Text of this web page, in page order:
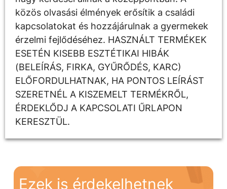
közös olvasási élmények erősítik a családi
kapcsolatokat és hozzájárulnak a gyermekek
érzelmi fejlődéséhez. HASZNÁLT TERMÉKEK
ESETÉN KISEBB ESZTÉTIKAI HIBÁK
(BELEÍRÁS, FIRKA, GYŰRŐDÉS, KARC)
ELŐFORDULHATNAK, HA PONTOS LEÍRÁST
SZERETNÉL A KISZEMELT TERMÉKRŐL,
ÉRDEKLŐDJ A KAPCSOLATI ŰRLAPON
KERESZTÜL.
Ezek is érdekelhetnek